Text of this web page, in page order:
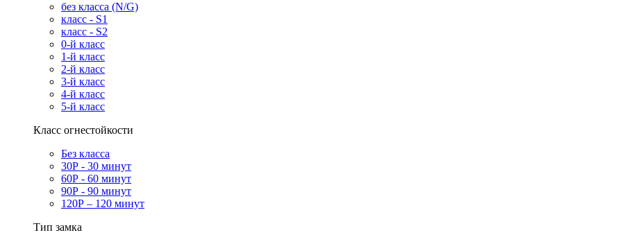
без класса (N/G)
класс - S1
класс - S2
0-й класс
1-й класс
2-й класс
3-й класс
4-й класс
5-й класс
Класс огнестойкости
Без класса
30Р - 30 минут
60Р - 60 минут
90Р - 90 минут
120Р – 120 минут
Тип замка